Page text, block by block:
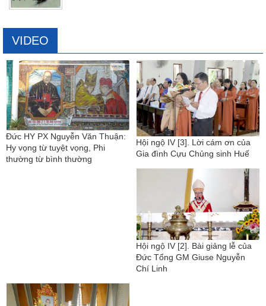
VIDEO
Đức HY PX Nguyễn Văn Thuận:
Hy vọng từ tuyệt vọng, Phi
thường từ bình thường
Hội ngộ IV [3]. Lời cám ơn của
Gia đình Cựu Chủng sinh Huế
Hội ngộ IV [2]. Bài giảng lễ của
Đức Tổng GM Giuse Nguyễn
Chí Linh